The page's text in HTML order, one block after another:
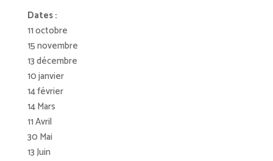
Dates :
11 octobre
15 novembre
13 décembre
10 janvier
14 février
14 Mars
11 Avril
30 Mai
13 Juin